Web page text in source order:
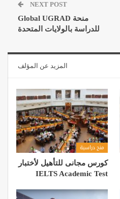
NEXT POST
منحة Global UGRAD
للدراسة بالولايات المتحدة
المزيد عن المؤلف
منح دراسية
كورس مجانى للتأهيل لأختبار
IELTS Academic Test